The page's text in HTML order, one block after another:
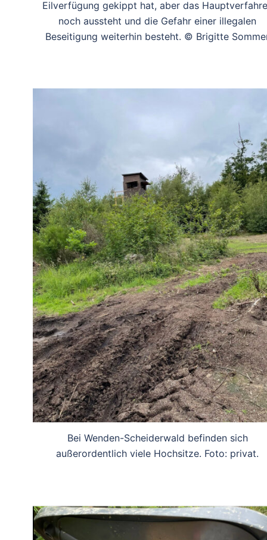
Eilverfügung gekippt hat, aber das
noch aussteht und die Gefahr einer illegalen
Beseitigung weiterhin besteht. © Brigitte
Bei Wenden-Scheiderwald befinden sich
außerordentlich viele Hochsitze. Foto: privat.